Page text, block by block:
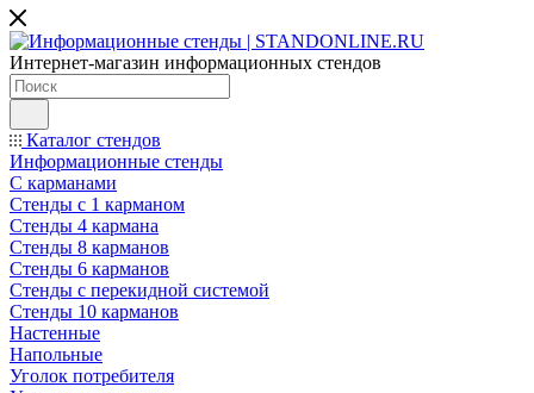
Интернет-магазин информационных стендов
Каталог стендов
Информационные стенды
С карманами
Стенды с 1 карманом
Стенды 4 кармана
Стенды 8 карманов
Стенды 6 карманов
Стенды с перекидной системой
Стенды 10 карманов
Настенные
Напольные
Уголок потребителя